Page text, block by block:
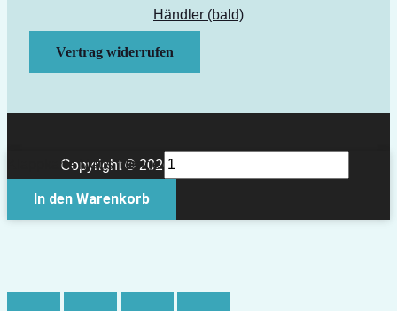
Händler (bald)
Vertrag widerrufen
Copyright © 2026 Papierkult Berlin
Klappkarte Maus Menge
In den Warenkorb